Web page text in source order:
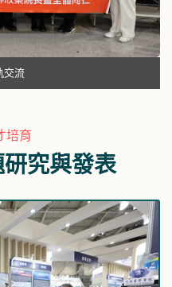
交流
培育
究與發表